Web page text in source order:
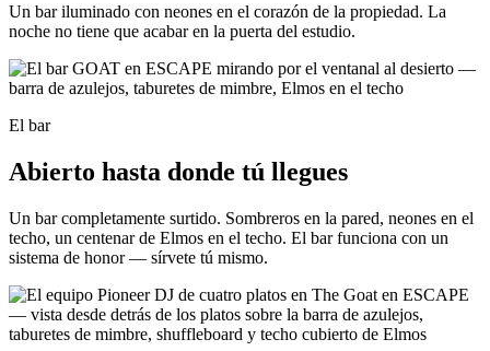
Un bar iluminado con neones en el corazón de la propiedad. La
noche no tiene que acabar en la puerta del estudio.
El bar
Abierto hasta donde tú llegues
Un bar completamente surtido. Sombreros en la pared, neones en el
techo, un centenar de Elmos en el techo. El bar funciona con un
sistema de honor — sírvete tú mismo.